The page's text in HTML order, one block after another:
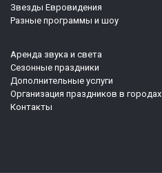
Звезды Евровидения
Разные программы и шоу
Аренда звука и света
Сезонные праздники
Дополнительные услуги
Организация праздников в городах
Контакты